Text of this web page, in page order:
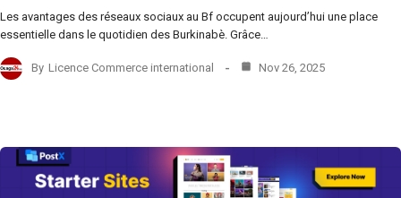
Les avantages des réseaux sociaux au Bf occupent aujourd’hui une place
essentielle dans le quotidien des Burkinabè. Grâce…
By Licence Commerce international Nov 26, 2025